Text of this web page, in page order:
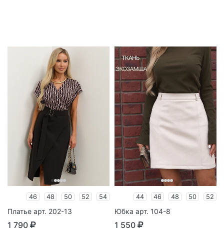
46 48 50 52 54
Платье арт. 202-13
1 790
44 46 48 50 52
Юбка арт. 104-8
1 550